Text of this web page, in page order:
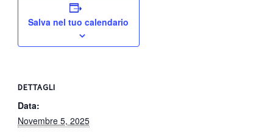
Salva nel tuo calendario
DETTAGLI
Data:
Novembre 5, 2025